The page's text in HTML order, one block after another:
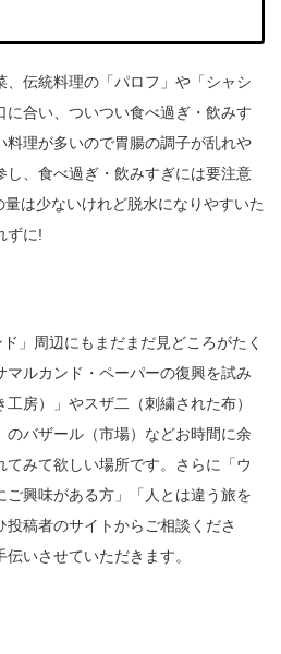
伝統料理の「パロフ」や「シャシ
に合い、ついつい食べ過ぎ・飲みす
料理が多いので胃腸の調子が乱れや
し、食べ過ぎ・飲みすぎには要注意
は少ないけれど脱水になりやすいた
ずに!
」周辺にもまだまだ見どころがたく
マルカンド・ペーパーの復興を試み
房）」やスザ二（刺繍された布）
のバザール（市場）などお時間に余
みて欲しい場所です。さらに「ウ
ご興味がある方」「人とは違う旅を
稿者のサイトからご相談くださ
いさせていただきます。